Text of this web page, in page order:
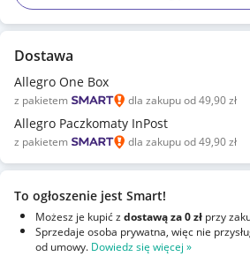
Dostawa
Allegro One Box
z pakietem dla zakupu od 49,90 zł
Allegro Paczkomaty InPost
z pakietem dla zakupu od 49,90 zł
To ogłoszenie jest Smart!
Możesz je kupić zdostawą za 0 zł przy
Sprzedaje osoba prywatna, więc nie
od umowy. Dowiedz się więcej »